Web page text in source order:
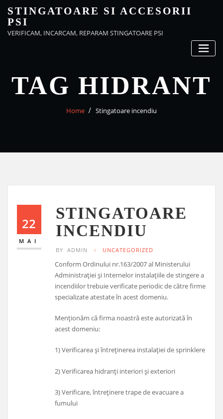
content
STINGATOARE SI ACCESORII
PSI
VERIFICAM, INCARCAM, REPARAM STINGATOARE PSI
TAG HIDRANT
Home Stingatoare incendiu
22
MAI
STINGATOARE
INCENDIU
BY ADMIN UNCATEGORIZED
Conform Ordinului nr.163/2007 al Ministerului
Administraţiei şi Internelor instalaţiile de stingere a
incendiilor trebuie verificate periodic de către firme
specializate atestate în acest domeniu.
Menţionăm că firma noastră este autorizată în
acest domeniu:
1) Verificarea și întreținerea instalației de sprinklere
2) Verificarea hidranți interiori și exteriori
3) Verificare, întreținere trape de evacuare a
fumului